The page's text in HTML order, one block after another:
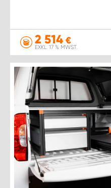
2 514 €
EXKL. 17 % MWST.